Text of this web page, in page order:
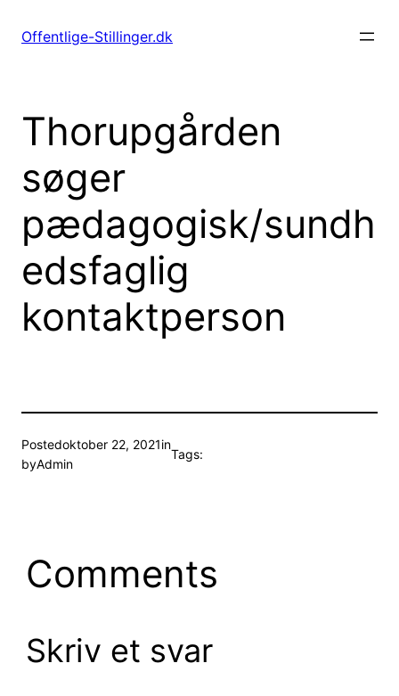
Offentlige-Stillinger.dk
Thorupgården
søger
pædagogisk/sundh
edsfaglig
kontaktperson
Postedoktober 22, 2021in
byAdmin
Tags:
Comments
Skriv et svar